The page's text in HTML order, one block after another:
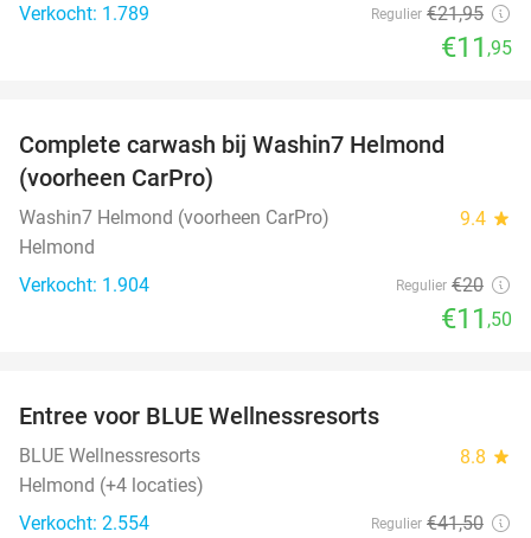
Verkocht: 1.789
Regulier €21,95
€11 ,95
Complete carwash bij Washin7 Helmond
(voorheen CarPro)
Washin7 Helmond (voorheen CarPro) 9.4 star
Helmond
Verkocht: 1.904
Regulier €20
€11 ,50
Entree voor BLUE Wellnessresorts
BLUE Wellnessresorts 8.8 star
Helmond (+4 locaties)
Verkocht: 2.554
Regulier €41,50